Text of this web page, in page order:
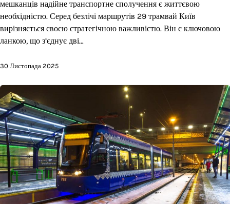
мешканців надійне транспортне сполучення є життєвою
необхідністю. Серед безлічі маршрутів 29 трамвай Київ
вирізняється своєю стратегічною важливістю. Він є ключовою
ланкою, що з’єднує дві…
30 Листопада 2025